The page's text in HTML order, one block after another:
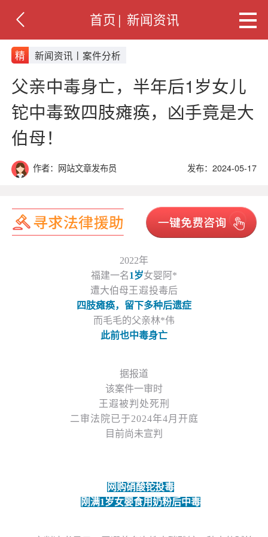
首页 | 新闻资讯
精 新闻资讯丨案件分析
父亲中毒身亡，半年后1岁女儿
铊中毒致四肢瘫痪，凶手竟是大
伯母！
作者：网站文章发布员 发布：2024-05-17
2022年
福建一名1岁女婴 阿 *
遭大伯母王遐投毒后
四肢瘫痪，留下多种后遗症
而毛毛的父亲林*伟
此前也中毒身亡
据报道
该案件一审时
王遐被判处死刑
二审法院已于2024年4月开庭
目前尚未宣判
网购硝酸铊投毒
刚满1岁女婴食用奶粉后中毒